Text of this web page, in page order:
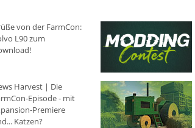
von der FarmCon:
L90 zum
Harvest | Die
Episode - mit
Premiere
Katzen?